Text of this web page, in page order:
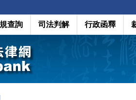
查詢 司法判解 行政函釋